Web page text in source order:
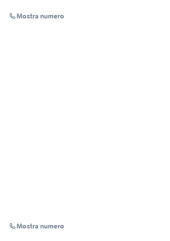
Mostra numero
Mostra numero